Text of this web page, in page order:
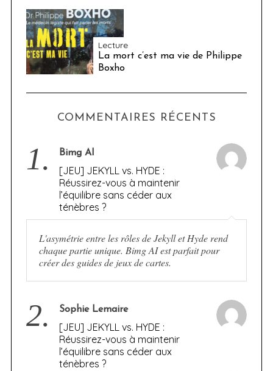
Lecture
La mort c’est ma vie de Philippe
Boxho
COMMENTAIRES RÉCENTS
1. Bimg AI
[JEU] JEKYLL vs. HYDE :
Réussirez-vous à maintenir
l’équilibre sans céder aux
ténèbres ?
L'asymétrie entre les rôles de Jekyll et Hyde rend
chaque partie unique. Bimg AI est parfait pour
créer des guides de jeux de cartes.
2. Sophie Lemaire
[JEU] JEKYLL vs. HYDE :
Réussirez-vous à maintenir
l’équilibre sans céder aux
ténèbres ?